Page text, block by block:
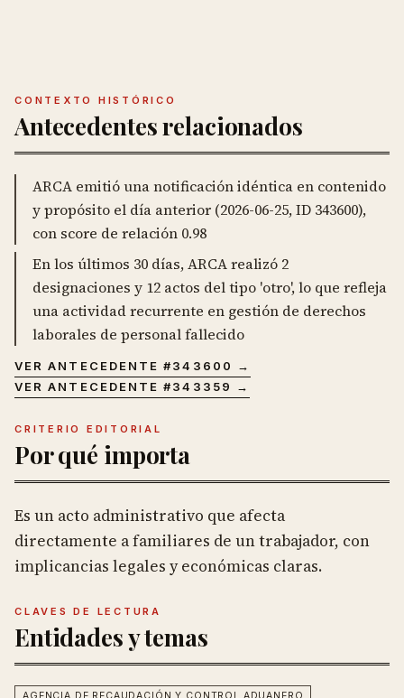
CONTEXTO HISTÓRICO
Antecedentes relacionados
ARCA emitió una notificación idéntica en contenido
y propósito el día anterior (2026-06-25, ID 343600),
con score de relación 0.98
En los últimos 30 días, ARCA realizó 2
designaciones y 12 actos del tipo 'otro', lo que refleja
una actividad recurrente en gestión de derechos
laborales de personal fallecido
VER ANTECEDENTE #343600
→
VER ANTECEDENTE #343359 →
CRITERIO EDITORIAL
Por qué importa
Es un acto administrativo que afecta
directamente a familiares de un trabajador, con
implicancias legales y económicas claras.
CLAVES DE LECTURA
Entidades y temas